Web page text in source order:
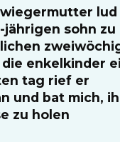
lud
jährigen sohn zu
enkelkinder
tag rief er
und bat mich,
zu holen